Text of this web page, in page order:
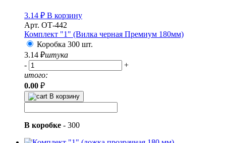
3.14 ₽ В корзину
Арт. ОТ-442
Комплект "1" (Вилка черная Премиум 180мм)
Коробка 300 шт.
3.14 ₽штука
-
+
итого:
0.00 ₽
В корзину
В коробке - 300